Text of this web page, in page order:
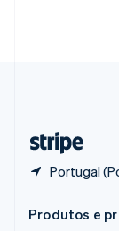
Portugal
Produtos e